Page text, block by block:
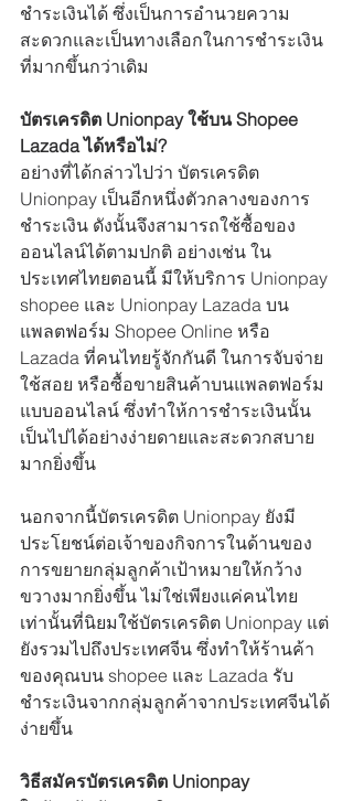
ชำระเงินได้ ซึ่งเป็นการอำนวยความ
สะดวกและเป็นทางเลือกในการชำระเงิน
ที่มากขึ้นกว่าเดิม
บัตรเครดิต Unionpay ใช้บน Shopee
Lazada ได้หรือไม่?
อย่างที่ได้กล่าวไปว่า บัตรเครดิต
Unionpay เป็นอีกหนึ่งตัวกลางของการ
ชำระเงิน ดังนั้นจึงสามารถใช้ซื้อของ
ออนไลน์ได้ตามปกติ อย่างเช่น ใน
ประเทศไทยตอนนี้ มีให้บริการ Unionpay
shopee และ Unionpay Lazada บน
แพลตฟอร์ม Shopee Online หรือ
Lazada ที่คนไทยรู้จักกันดี ในการจับจ่าย
ใช้สอย หรือซื้อขายสินค้าบนแพลตฟอร์ม
แบบออนไลน์ ซึ่งทำให้การชำระเงินนั้น
เป็นไปได้อย่างง่ายดายและสะดวกสบาย
มากยิ่งขึ้น
นอกจากนี้บัตรเครดิต Unionpay ยังมี
ประโยชน์ต่อเจ้าของกิจการในด้านของ
การขยายกลุ่มลูกค้าเป้าหมายให้กว้าง
ขวางมากยิ่งขึ้น ไม่ใช่เพียงแค่คนไทย
เท่านั้นที่นิยมใช้บัตรเครดิต Unionpay แต่
ยังรวมไปถึงประเทศจีน ซึ่งทำให้ร้านค้า
ของคุณบน shopee และ Lazada รับ
ชำระเงินจากกลุ่มลูกค้าจากประเทศจีนได้
ง่ายขึ้น
วิธีสมัครบัตรเครดิต Unionpay